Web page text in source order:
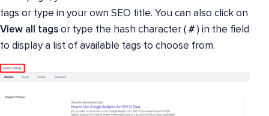
tags or type in your own SEO title. You can also click on
View all tags or type the hash character ( # ) in the field
to display a list of available tags to choose from.